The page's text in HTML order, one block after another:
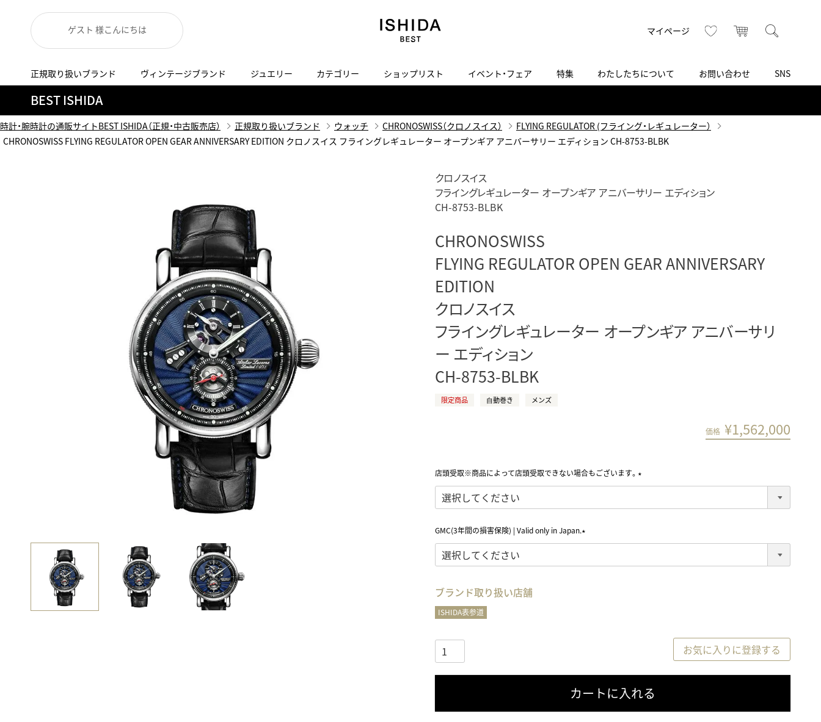
ゲスト 様こんにちは マイページ お気に入りカート
正規取り扱いブランド
A B
ACCUTRON amazfit AMIDA
エンジェルハート
ARMINSTROM
アーミンシュトローム
Arnold & Son
ATTESA
アテッサ
正規取り扱いブランド一覧はこちら
ヴィンテージブランド
BEST VINTAGEについて 買取り・下取り・委託サービスについて
検索
ジュエリー カテゴリー
正規取り扱いブランド ヴィンテージブランド
いいモノ Gift selection
ショップリスト
ISHIDA新宿 ISHIDA表参道 ISHIDA N43°（札幌）
Luxury Time Lounge
ブライトリング ブティック GINZA SIX IWC 表参道ブティック
BEST VINTAGEグランフロント大阪 ヒューリックスクエア札幌
ショップリスト一覧はこちら
イベント・フェア 特集 わたしたちについて
ニュースリリース 採用情報
お問い合わせ
査定お申込み
SNS
YOUTUBE BLOG INSTAGRAM
BEST ISHIDA
時計・腕時計の通販サイトBEST ISHIDA（正規・中古販売店） 正規取り扱いブランド ウォッチ CHRONOSWISS（クロノスイス）
FLYING REGULATOR (フライング・レギュレーター）
CHRONOSWISS FLYING REGULATOR OPEN GEAR ANNIVERSARY EDITION クロノスイス フライングレギュレーター オープンギア アニバーサリー エディション CH-8753-BLBK
クロノスイス
フライングレギュレーター オープンギア アニバーサリー エディション
CH-8753-BLBK
CHRONOSWISS
FLYING REGULATOR OPEN GEAR ANNIVERSARY
EDITION
クロノスイス
フライングレギュレーター オープンギア アニバーサリ
ー エディション
CH-8753-BLBK
限定商品 ⾃動巻き メンズ
価格 ¥1,562,000
店頭受取※商品によって店頭受取できない場合もございます。
(
GMC(3年間の損害保険) | Valid only in Japan.
(
ブランド取り扱い店舗
ISHIDA表参道
お気に入りに登録する
カートに入れる
へ